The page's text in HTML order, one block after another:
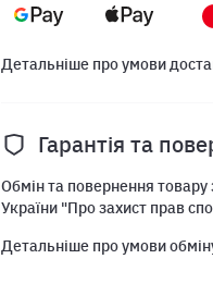
Детальніше про умови
Гарантія та
Обмін та повернення товару
України "Про захист прав
Детальніше про умови